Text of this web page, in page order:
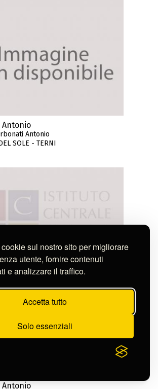
sul nostro sito per migliorare
utente, fornire contenuti
e analizzare il traffico.
Accetta tutto
Solo essenziali
Antonio
Antonio
SOLE - TERNI
Antonio